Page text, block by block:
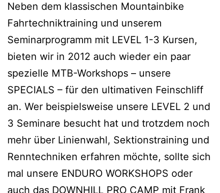
Neben dem klassischen Mountainbike
Fahrtechniktraining und unserem
Seminarprogramm mit LEVEL 1-3 Kursen,
bieten wir in 2012 auch wieder ein paar
spezielle MTB-Workshops – unsere
SPECIALS – für den ultimativen Feinschliff
an. Wer beispielsweise unsere LEVEL 2 und
3 Seminare besucht hat und trotzdem noch
mehr über Linienwahl, Sektionstraining und
Renntechniken erfahren möchte, sollte sich
mal unsere ENDURO WORKSHOPS oder
auch das DOWNHILL PRO CAMP mit Frank